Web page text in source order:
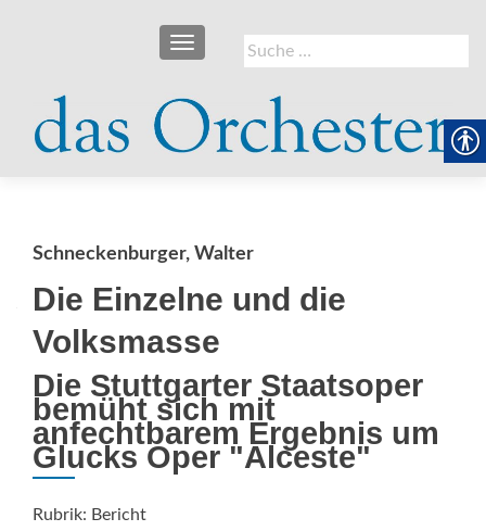
Suche
nach:
SCHALTE NAVIGATION
Schneckenburger, Walter
Die Einzelne und die
Volksmasse
Die Stuttgarter Staatsoper
bemüht sich mit
anfechtbarem Ergebnis um
Glucks Oper "Alceste"
Rubrik: Bericht